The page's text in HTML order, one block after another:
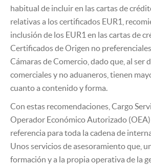
habitual de incluir en las cartas de
relativas a los certificados EUR1,
inclusión de los EUR1 en las cartas de
Certificados de Origen no
Cámaras de Comercio, dado que, al ser
comerciales y no aduaneros, tienen
cuanto a contenido y forma.
Con estas recomendaciones, Cargo
Operador Económico Autorizado
referencia para toda la cadena de
Unos servicios de asesoramiento que,
formación y a la propia operativa de la